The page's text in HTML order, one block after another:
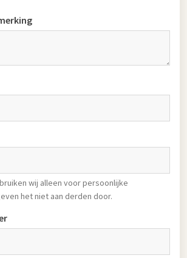
wij alleen voor persoonlijke
het niet aan derden door.